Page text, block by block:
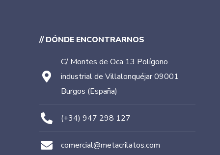
// DÓNDE ENCONTRARNOS
C/ Montes de Oca 13 Polígono
industrial de Villalonquéjar 09001
Burgos (España)
(+34) 947 298 127
comercial@metacrilatos.com